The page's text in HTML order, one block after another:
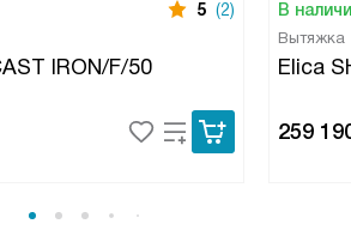
5 (2)
IRON/F/50
В
Вытяжка
Elica
259